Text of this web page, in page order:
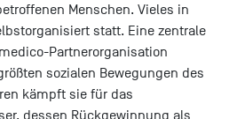
Menschen. Vieles in
statt. Eine zentrale
Partnerorganisation
sozialen Bewegungen des
kämpft sie für das
dessen Rückgewinnung als